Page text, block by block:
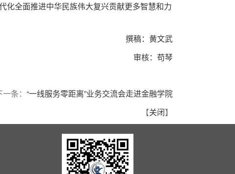
化全面推进中华民族伟大复兴贡献更多智慧和力
撰稿：黄文武
审核：苟琴
一条： “一线服务零距离”业务交流会走进金融学院
【关闭】